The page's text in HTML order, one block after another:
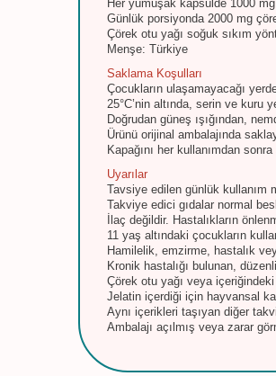
Her yumuşak kapsülde 1000
Günlük porsiyonda 2000 mg
Çörek otu yağı soğuk sıkım
Menşe: Türkiye
Saklama Koşulları
Çocukların ulaşamayacağı
25°C’nin altında, serin ve kuru
Doğrudan güneş ışığından,
Ürünü orijinal ambalajında
Kapağını her kullanımdan sonra
Uyarılar
Tavsiye edilen günlük kullanım
Takviye edici gıdalar normal
İlaç değildir. Hastalıkların
11 yaş altındaki çocukların
Hamilelik, emzirme, hastalık
Kronik hastalığı bulunan,
Çörek otu yağı veya
Jelatin içerdiği için hayvansal
Aynı içerikleri taşıyan diğer
Ambalajı açılmış veya zarar